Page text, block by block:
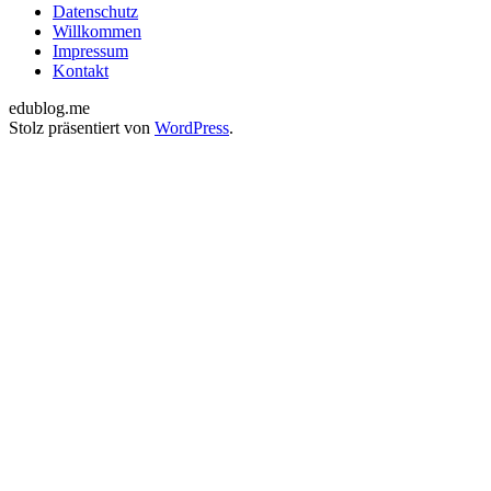
Datenschutz
Willkommen
Impressum
Kontakt
edublog.me
Stolz präsentiert von WordPress.